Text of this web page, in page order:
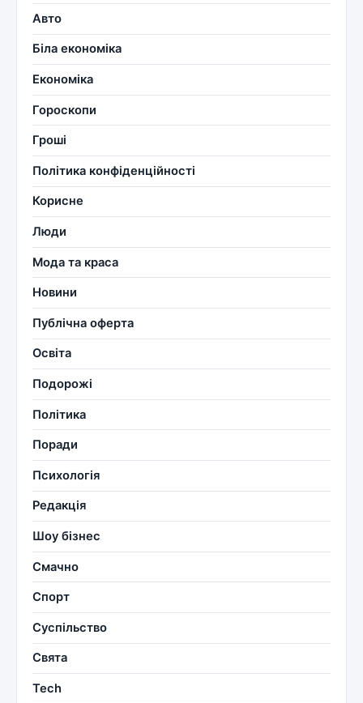
Авто
Біла економіка
Економіка
Гороскопи
Гроші
Політика конфіденційності
Корисне
Люди
Мода та краса
Новини
Публічна оферта
Освіта
Подорожі
Політика
Поради
Психологія
Редакція
Шоу бізнес
Смачно
Спорт
Суспільство
Свята
Tech